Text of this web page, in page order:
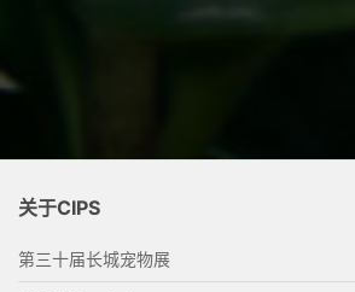
关于CIPS
第三十届长城宠物展